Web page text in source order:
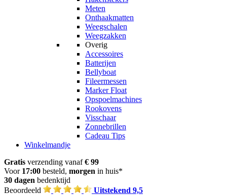
Meten
Onthaakmatten
Weegschalen
Weegzakken
Overig
Accessoires
Batterijen
Bellyboat
Fileermessen
Marker Float
Opspoelmachines
Rookovens
Visschaar
Zonnebrillen
Cadeau Tips
Winkelmandje
Gratis verzending vanaf€ 99
Voor 17:00 besteld, morgen in huis*
30 dagen bedenktijd
Beoordeeld
Uitstekend 9,5